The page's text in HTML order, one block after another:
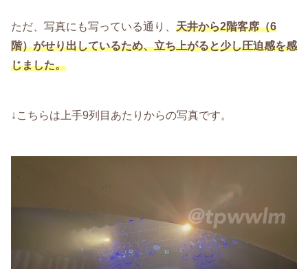
ただ、写真にも写っている通り、 天井から2階客席（6
階）がせり出しているため、立ち上がると少し圧迫感を感
じました。
↓こちらは上手9列目あたりからの写真です。